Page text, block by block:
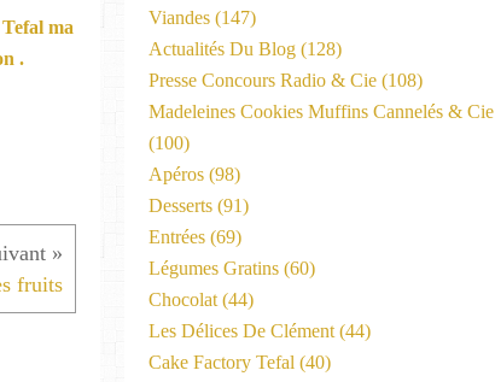
ma
.
fruits
Viandes (147)
Actualités Du Blog (128)
Presse Concours Radio & Cie (108)
Madeleines Cookies Muffins Cannelés & Cie
(100)
Apéros (98)
Desserts (91)
Entrées (69)
Légumes Gratins (60)
Chocolat (44)
Les Délices De Clément (44)
Cake Factory Tefal (40)